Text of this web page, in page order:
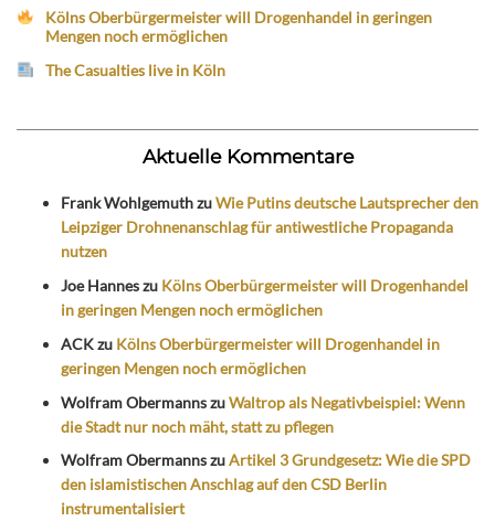
Kölns Oberbürgermeister will Drogenhandel in geringen
Mengen noch ermöglichen
The Casualties live in Köln
Aktuelle Kommentare
Frank WohlgemuthzuWie Putins deutsche Lautsprecher den
Leipziger Drohnenanschlag für antiwestliche Propaganda
nutzen
Joe Hanneszu Kölns Oberbürgermeister will Drogenhandel
in geringen Mengen noch ermöglichen
ACKzu Kölns Oberbürgermeister will Drogenhandel in
geringen Mengen noch ermöglichen
Wolfram ObermannszuWaltrop als Negativbeispiel: Wenn
die Stadt nur noch mäht, statt zu pflegen
Wolfram ObermannszuArtikel 3 Grundgesetz: Wie die SPD
den islamistischen Anschlag auf den CSD Berlin
instrumentalisiert